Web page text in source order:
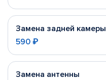
Замена задней камеры
590 ₽
Замена антенны